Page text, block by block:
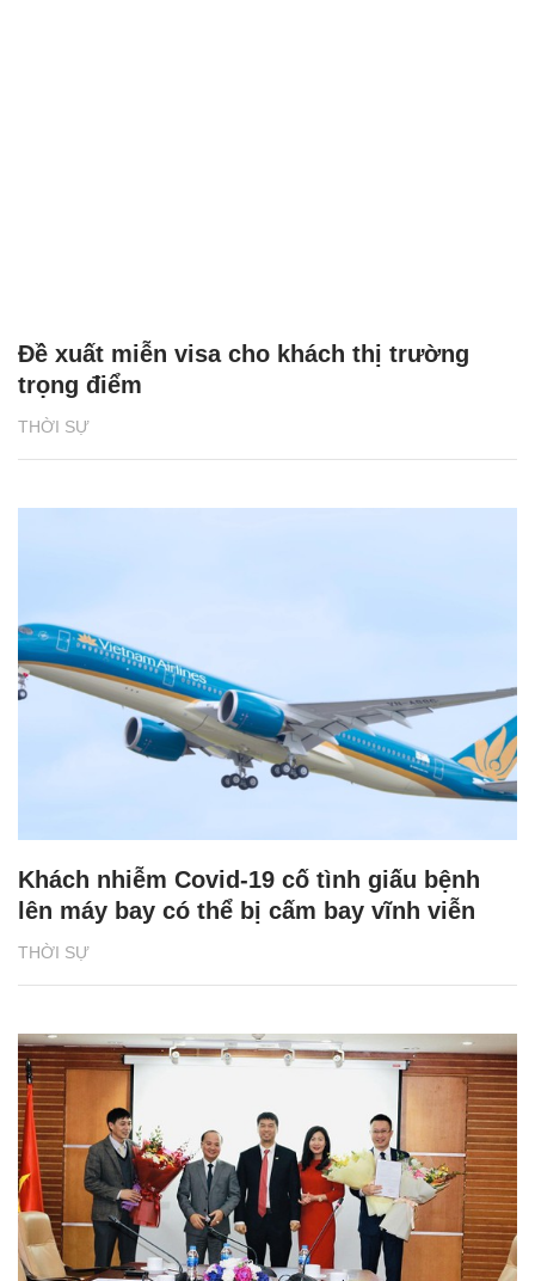
THỜI SỰ
Đề xuất miễn visa cho khách thị trường
trọng điểm
THỜI SỰ
Khách nhiễm Covid-19 cố tình giấu bệnh
lên máy bay có thể bị cấm bay vĩnh viễn